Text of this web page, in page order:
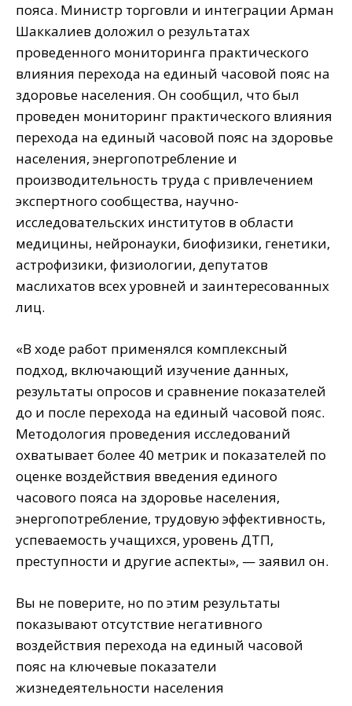
пояса. Министр торговли и интеграции Арман
Шаккалиев доложил о результатах
проведенного мониторинга практического
влияния перехода на единый часовой пояс на
здоровье населения. Он сообщил, что был
проведен мониторинг практического влияния
перехода на единый часовой пояс на здоровье
населения, энергопотребление и
производительность труда с привлечением
экспертного сообщества, научно-
исследовательских институтов в области
медицины, нейронауки, биофизики, генетики,
астрофизики, физиологии, депутатов
маслихатов всех уровней и заинтересованных
лиц.
«В ходе работ применялся комплексный
подход, включающий изучение данных,
результаты опросов и сравнение показателей
до и после перехода на единый часовой пояс.
Методология проведения исследований
охватывает более 40 метрик и показателей по
оценке воздействия введения единого
часового пояса на здоровье населения,
энергопотребление, трудовую эффективность,
успеваемость учащихся, уровень ДТП,
преступности и другие аспекты», — заявил он.
Вы не поверите, но по этим результаты
показывают отсутствие негативного
воздействия перехода на единый часовой
пояс на ключевые показатели
жизнедеятельности населения